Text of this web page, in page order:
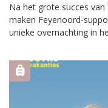
Na het grote succes
maken Feyenoord-
unieke overnachting in